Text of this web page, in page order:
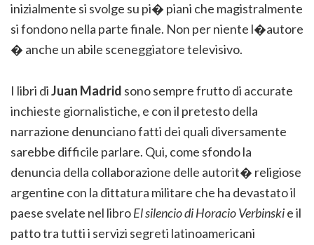
inizialmente si svolge su pi� piani che magistralmente
si fondono nella parte finale. Non per niente l�autore
� anche un abile sceneggiatore televisivo.
I libri diJuan Madrid sono sempre frutto di accurate
inchieste giornalistiche, e con il pretesto della
narrazione denunciano fatti dei quali diversamente
sarebbe difficile parlare. Qui, come sfondo la
denuncia della collaborazione delle autorit� religiose
argentine con la dittatura militare che ha devastato il
paese svelate nel libroEl silencio di Horacio Verbinskie il
patto tra tutti i servizi segreti latinoamericani